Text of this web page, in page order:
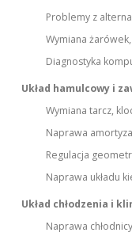
Problemy z
Wymiana
Diagnostyka
Układ hamulcowy i
Wymiana tarcz,
Naprawa
Regulacja
Naprawa układu
Układ chłodzenia i
Naprawa